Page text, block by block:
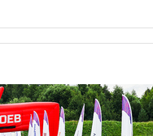
вчера, 20:35ПВО за 12
вчера, 20:20Третий
золотых медалей
ЧЕ российские